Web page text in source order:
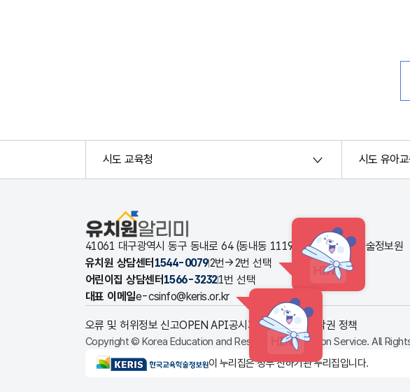
시도 교육청 시도 유아
유치원알리미
41061 대구광역시 동구 동내로 64 (동내동 1119번지) 한국교육학술정보원
유치원 상담센터 1544-00792번→2번 선택
HINT
어린이집 상담센터 1566-32321번 선택
대표 이메일e-csinfo@keris.or.kr
HINT
오류 및 허위정보 신고OPEN API공시자료 다운로드저작권 정책
Copyright © Korea Education and Research Information Service. All
KERIS한국교육학술정보원이 누리집은 정부 산하기관 누리집입니다.